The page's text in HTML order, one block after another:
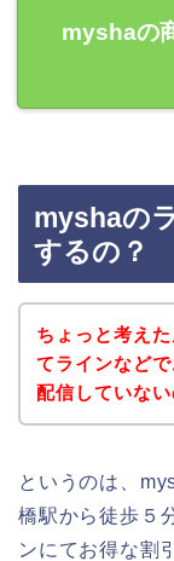
myshaの
myshaの
するの？
ちょっと考え
てラインなど
配信していない
というのは、
橋駅から徒歩５
ンにてお得な割